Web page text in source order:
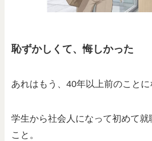
恥ずかしくて、悔しかった
あれはもう、40年以上前のことに
学生から社会人になって初めて
こと。